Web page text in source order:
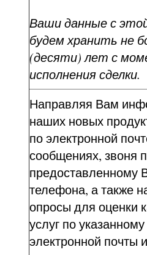
Ваши данные с
будем хранить не
(десяти) лет с
исполнения сделки.
Направляя Вам
наших новых
по электронной
сообщениях, звоня
предоставленному
телефона, а также
опросы для оценки
услуг по
электронной почты